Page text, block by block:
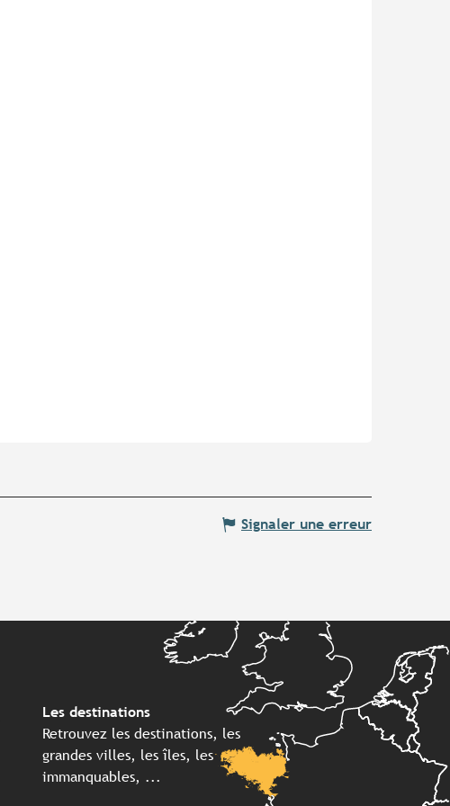
Signaler une erreur
Les destinations
Retrouvez les destinations, les
grandes villes, les îles, les
immanquables, ...